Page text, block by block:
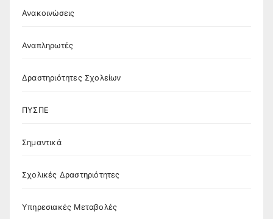
Ανακοινώσεις
Αναπληρωτές
Δραστηριότητες Σχολείων
ΠΥΣΠΕ
Σημαντικά
Σχολικές Δραστηριότητες
Υπηρεσιακές Μεταβολές